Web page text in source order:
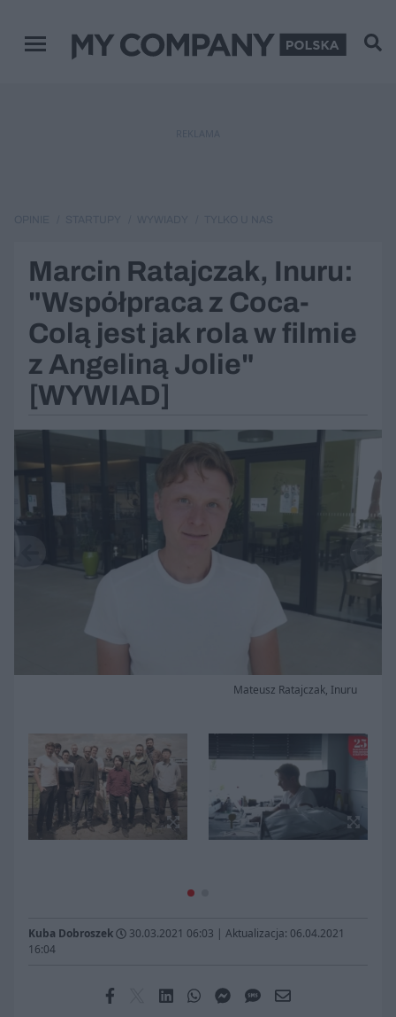
Menu główne
Marcin Ratajczak, Inuru:
"Współpraca z Coca-
Colą jest jak rola w filmie
z Angeliną Jolie"
[WYWIAD]
Mateusz Ratajczak, Inuru
Zamknij
Kuba Dobroszek 30.03.2021 06:03 | Aktualizacja: 06.04.2021
16:04